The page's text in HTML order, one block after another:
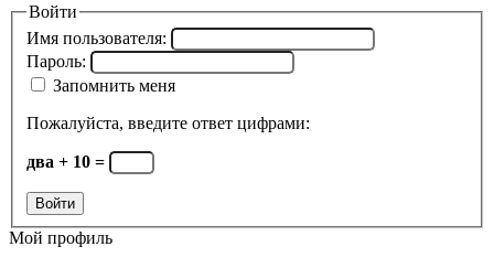
Войти
Имя пользователя:
Пароль:
Запомнить меня
Пожалуйста, введите ответ цифрами:
два + 10 =
Войти
Мой профиль